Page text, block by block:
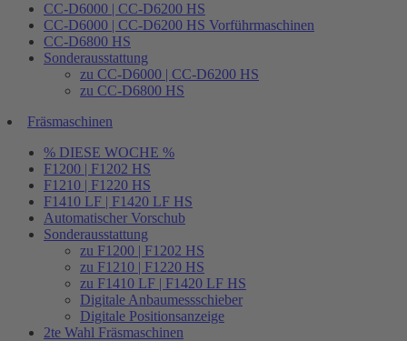
CC-D6000 | CC-D6200 HS
CC-D6000 | CC-D6200 HS Vorführmaschinen
CC-D6800 HS
Sonderausstattung
zu CC-D6000 | CC-D6200 HS
zu CC-D6800 HS
Fräsmaschinen
% DIESE WOCHE %
F1200 | F1202 HS
F1210 | F1220 HS
F1410 LF | F1420 LF HS
Automatischer Vorschub
Sonderausstattung
zu F1200 | F1202 HS
zu F1210 | F1220 HS
zu F1410 LF | F1420 LF HS
Digitale Anbaumessschieber
Digitale Positionsanzeige
2te Wahl Fräsmaschinen